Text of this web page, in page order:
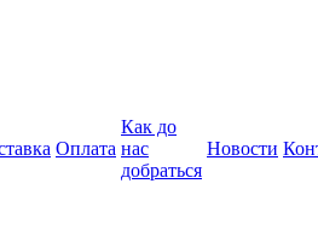
Оплата
Как до
нас
добраться
Новости